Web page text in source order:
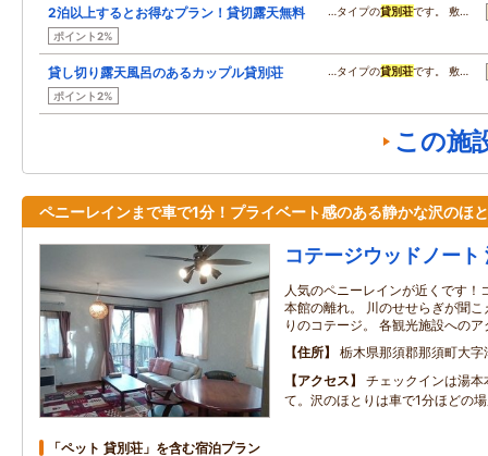
2泊以上するとお得なプラン！貸切露天無料
ポイント2%
…タイプの貸別荘です。 敷…
貸し切り露天風呂のあるカップル貸別荘
ポイント2%
…タイプの貸別荘です。 敷…
この施
ペニーレインまで車で1分！プライベート感のある静かな沢のほ
コテージウッドノート
人気のペニーレインが近くです！
本館の離れ。 川のせせらぎが聞
りのコテージ。 各観光施設への
住所
栃木県那須郡那須町大
アクセス
チェックインは湯
て。沢のほとりは車で1分ほどの
「ペット 貸別荘」を含む宿泊プラン